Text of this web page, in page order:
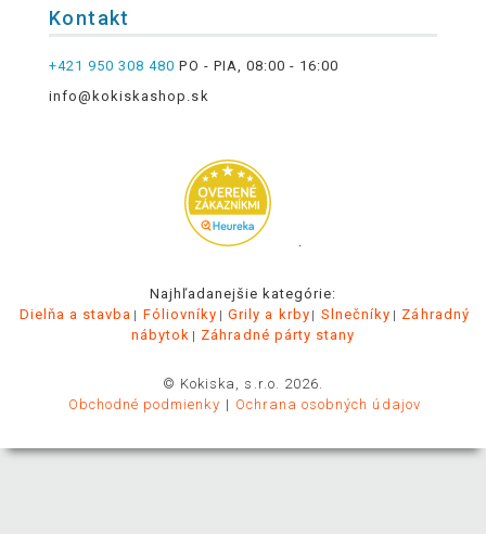
Kontakt
+421 950 308 480 PO - PIA, 08:00 - 16:00
info@kokiskashop.sk
.
Najhľadanejšie kategórie:
Dielňa a stavba
Fóliovníky Grily a krby Slnečníky
Záhradný
nábytok
Záhradné párty stany
© Kokiska, s.r.o. 2026.
Obchodné podmienky
Ochrana osobných údajov